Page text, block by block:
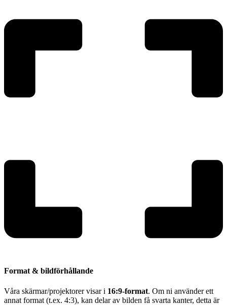
Format & bildförhållande
Våra skärmar/projektorer visar i 16:9-format. Om ni använder ett
annat format (t.ex. 4:3), kan delar av bilden få svarta kanter, detta är